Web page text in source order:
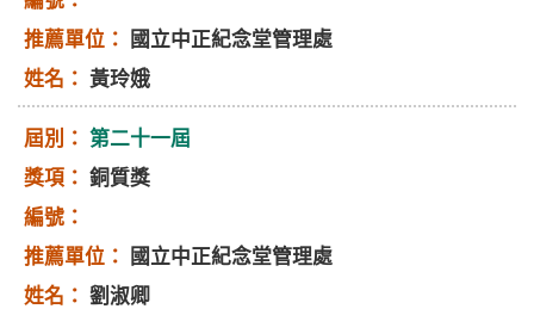
國立中正紀念堂管理處
黃玲娥
第二十一屆
銅質獎
國立中正紀念堂管理處
劉淑卿